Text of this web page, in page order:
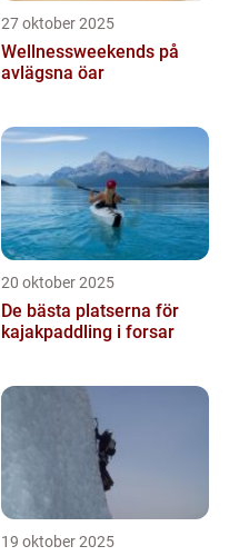
27 oktober 2025
Wellnessweekends på
avlägsna öar
20 oktober 2025
De bästa platserna för
kajakpaddling i forsar
19 oktober 2025